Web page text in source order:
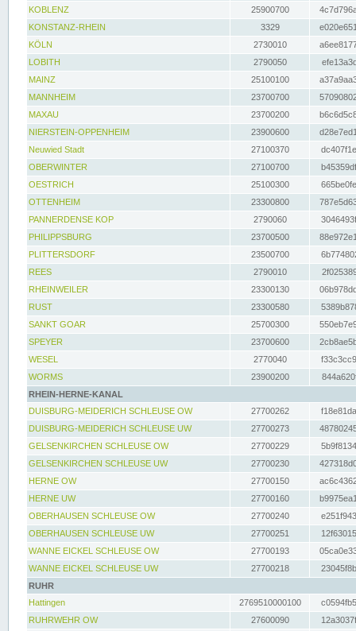
KOBLENZ
25900700
KONSTANZ-RHEIN
3329
KÖLN
2730010
LOBITH
2790050
MAINZ
25100100
MANNHEIM
23700700
MAXAU
23700200
NIERSTEIN-OPPENHEIM
23900600
Neuwied Stadt
27100370
OBERWINTER
27100700
OESTRICH
25100300
OTTENHEIM
23300800
PANNERDENSE KOP
2790060
PHILIPPSBURG
23700500
PLITTERSDORF
23500700
REES
2790010
RHEINWEILER
23300130
RUST
23300580
SANKT GOAR
25700300
SPEYER
23700600
WESEL
2770040
WORMS
23900200
RHEIN-HERNE-KANAL
DUISBURG-MEIDERICH SCHLEUSE OW
27700262
DUISBURG-MEIDERICH SCHLEUSE UW
27700273
GELSENKIRCHEN SCHLEUSE OW
27700229
GELSENKIRCHEN SCHLEUSE UW
27700230
HERNE OW
27700150
HERNE UW
27700160
OBERHAUSEN SCHLEUSE OW
27700240
OBERHAUSEN SCHLEUSE UW
27700251
WANNE EICKEL SCHLEUSE OW
27700193
WANNE EICKEL SCHLEUSE UW
27700218
RUHR
Hattingen
2769510000100
RUHRWEHR OW
27600090